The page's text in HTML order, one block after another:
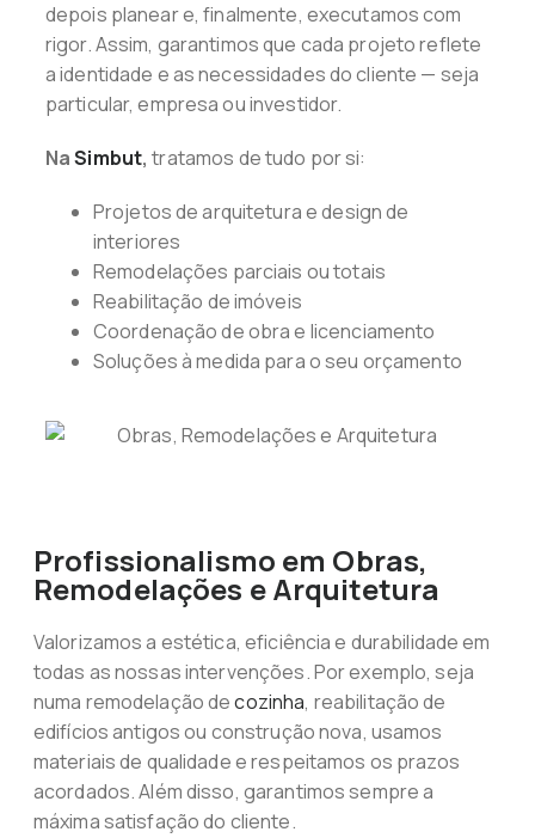
depois planear e, finalmente, executamos com
rigor. Assim, garantimos que cada projeto reflete
a identidade e as necessidades do cliente — seja
particular, empresa ou investidor.
NaSimbut,tratamos de tudo por si:
Projetos de arquitetura e design de
interiores
Remodelações parciais ou totais
Reabilitação de imóveis
Coordenação de obra e licenciamento
Soluções à medida para o seu orçamento
Profissionalismo em Obras,
Remodelações e Arquitetura
Valorizamos a estética, eficiência e durabilidade em
todas as nossas intervenções. Por exemplo, seja
numa remodelação decozinha, reabilitação de
edifícios antigos ou construção nova, usamos
materiais de qualidade e respeitamos os prazos
acordados. Além disso, garantimos sempre a
máxima satisfação do cliente.